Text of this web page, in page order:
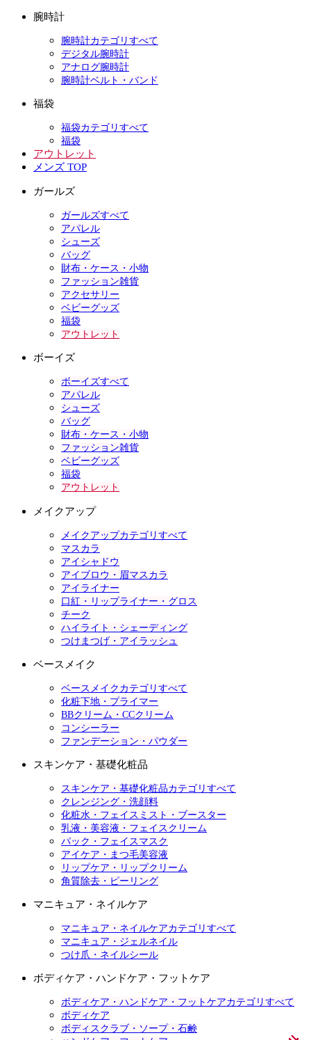
腕時計
腕時計カテゴリすべて
デジタル腕時計
アナログ腕時計
腕時計ベルト・バンド
福袋
福袋カテゴリすべて
福袋
アウトレット
メンズ TOP
ガールズ
ガールズすべて
アパレル
シューズ
バッグ
財布・ケース・小物
ファッション雑貨
アクセサリー
ベビーグッズ
福袋
アウトレット
ボーイズ
ボーイズすべて
アパレル
シューズ
バッグ
財布・ケース・小物
ファッション雑貨
ベビーグッズ
福袋
アウトレット
メイクアップ
メイクアップカテゴリすべて
マスカラ
アイシャドウ
アイブロウ・眉マスカラ
アイライナー
口紅・リップライナー・グロス
チーク
ハイライト・シェーディング
つけまつげ・アイラッシュ
ベースメイク
ベースメイクカテゴリすべて
化粧下地・プライマー
BBクリーム・CCクリーム
コンシーラー
ファンデーション・パウダー
スキンケア・基礎化粧品
スキンケア・基礎化粧品カテゴリすべて
クレンジング・洗顔料
化粧水・フェイスミスト・ブースター
乳液・美容液・フェイスクリーム
パック・フェイスマスク
アイケア・まつ毛美容液
リップケア・リップクリーム
角質除去・ピーリング
マニキュア・ネイルケア
マニキュア・ネイルケアカテゴリすべて
マニキュア・ジェルネイル
つけ爪・ネイルシール
ボディケア・ハンドケア・フットケア
ボディケア・ハンドケア・フットケアカテゴリすべて
ボディケア
ボディスクラブ・ソープ・石鹸